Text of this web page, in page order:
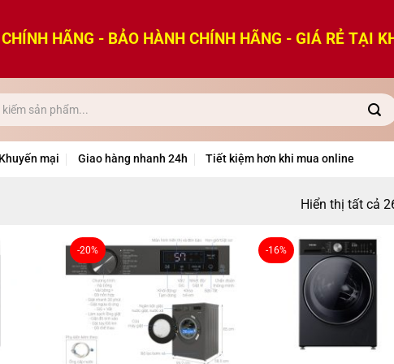
HÃNG - BẢO HÀNH CHÍNH HÃNG - GIÁ RẺ TẠI
Khuyến mại Giao hàng nhanh 24h Tiết kiệm hơn khi mua online
Hiển thị tất cả
-20% -16%